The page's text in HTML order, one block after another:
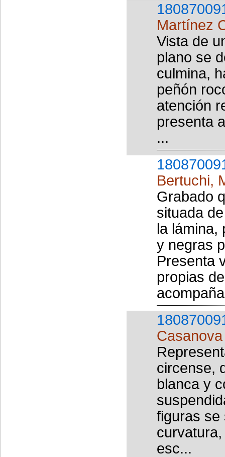
Martínez
Vista de
plano se
culmina,
peñón
atención
presenta
...
Bertuchi,
Grabado
situada
la lámina,
y negras
Presenta
propias
circense,
blanca y
figuras se
esc...